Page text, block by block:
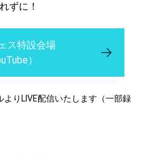
ずに！
ス特設会場
）
りLIVE配信いたします（一部録